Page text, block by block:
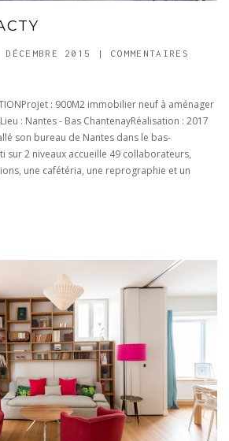
2015 | COMMENTAIRES
: 900M2 immobilier neuf à aménager
: Nantes - Bas ChantenayRéalisation : 2017
son bureau de Nantes dans le bas-
sur 2 niveaux accueille 49 collaborateurs,
une cafétéria, une reprographie et un